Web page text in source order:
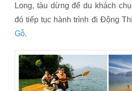
Long, tàu dừng để du khách
đó tiếp tục hành trình đi Động
Gỗ.